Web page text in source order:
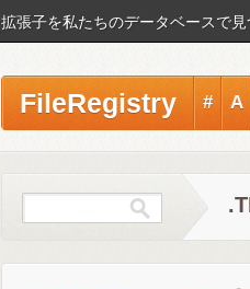
拡張子を私たちのデータベースで
FileRegistry # A